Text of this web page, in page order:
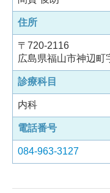
住所
〒720-2116
広島県福山市神辺町
診療科目
内科
電話番号
084-963-3127